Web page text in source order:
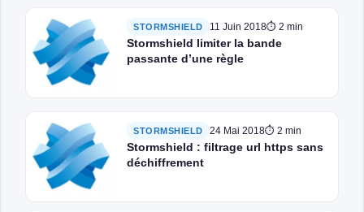
STORMSHIELD 11 Juin 2018⏱ 2 min
Stormshield limiter la bande
passante d’une règle
STORMSHIELD 24 Mai 2018⏱ 2 min
Stormshield : filtrage url https sans
déchiffrement